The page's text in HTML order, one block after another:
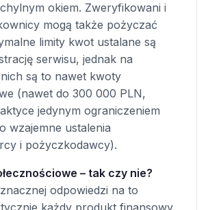
okiem. Zweryfikowani i
mogą także pożyczać
limity kwot ustalane są
serwisu, jednak na
są to nawet kwoty
(nawet do 300 000 PLN,
jedynym ograniczeniem
wzajemne ustalenia
i pożyczkodawcy).
– tak czy nie?
odpowiedzi na to